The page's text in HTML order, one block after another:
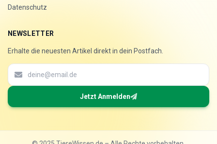
Datenschutz
NEWSLETTER
Erhalte die neuesten Artikel direkt in dein Postfach.
Jetzt Anmelden